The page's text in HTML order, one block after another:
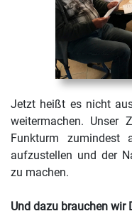
Jetzt heißt es nicht
weitermachen. Unser
Funkturm zumindest
aufzustellen und der
zu machen.
Und dazu brauchen wir